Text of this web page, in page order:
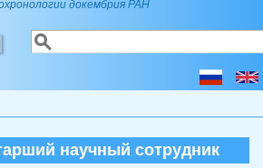
докембрия РАН
Форма поиска
Поиск
научный сотрудник